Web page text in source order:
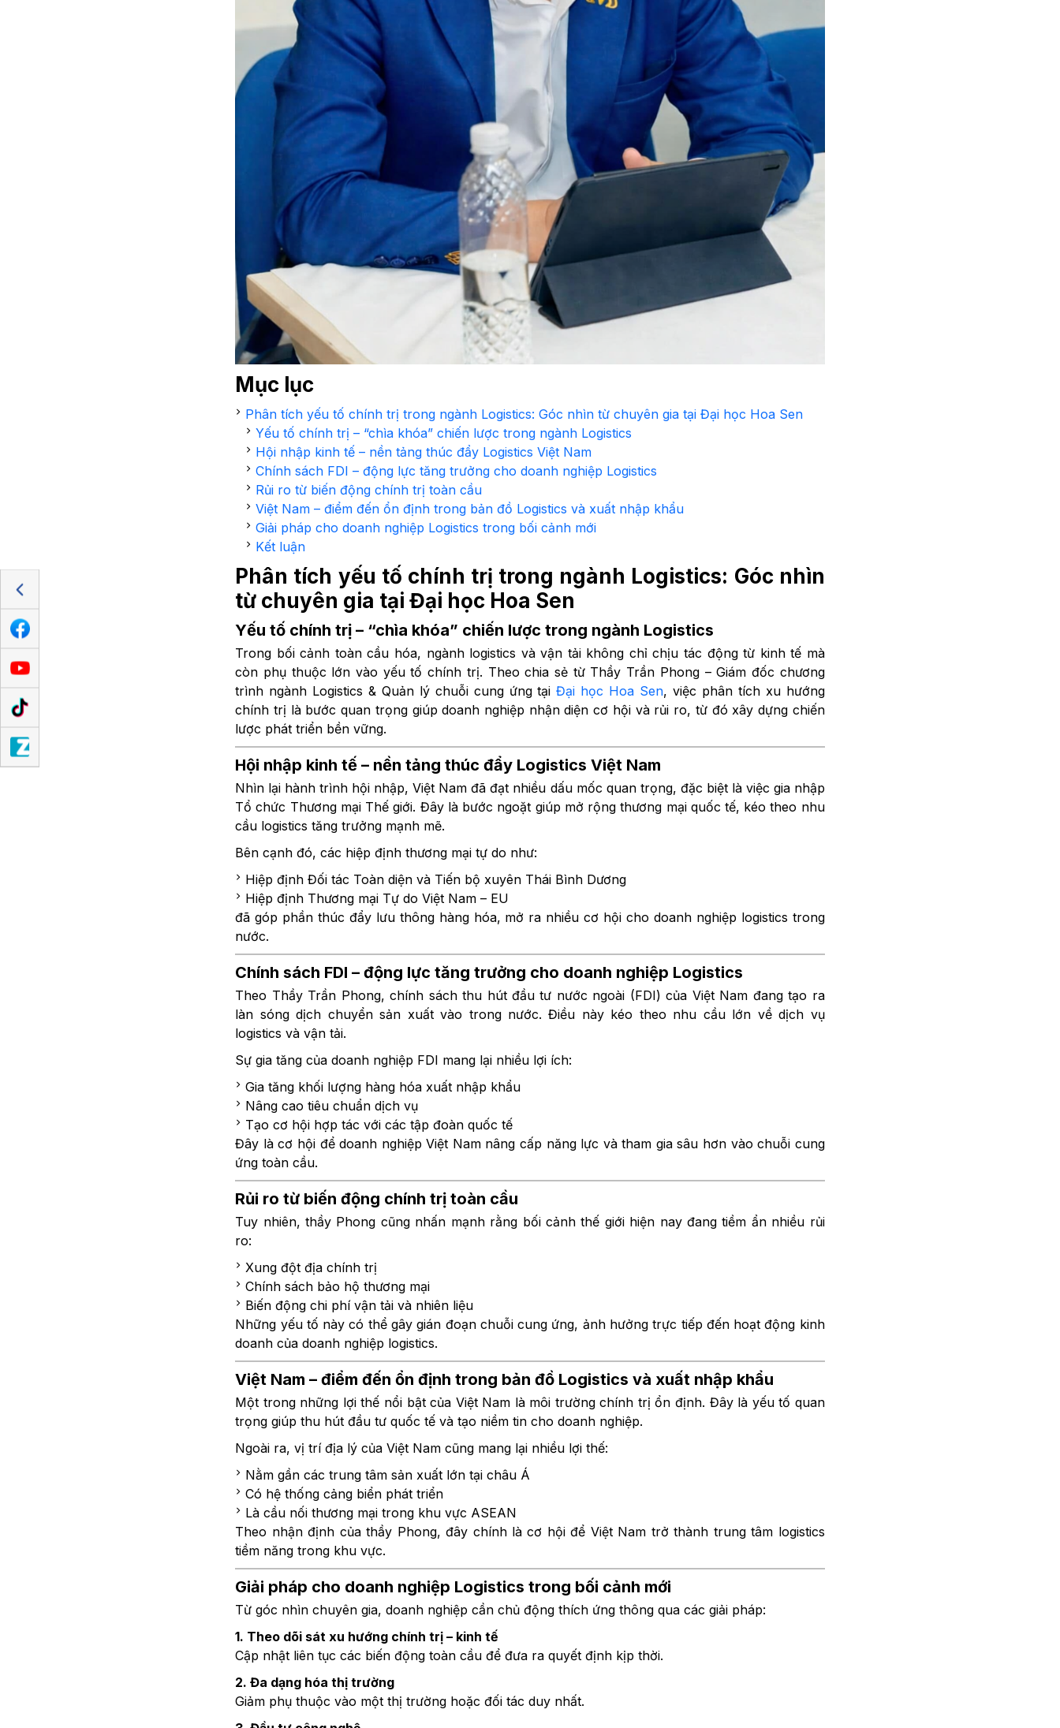
Mục lục
Phân tích yếu tố chính trị trong ngành Logistics: Góc nhìn từ chuyên gia tại Đại học Hoa Sen
Yếu tố chính trị – “chìa khóa” chiến lược trong ngành Logistics
Hội nhập kinh tế – nền tảng thúc đẩy Logistics Việt Nam
Chính sách FDI – động lực tăng trưởng cho doanh nghiệp Logistics
Rủi ro từ biến động chính trị toàn cầu
Việt Nam – điểm đến ổn định trong bản đồ Logistics và xuất nhập khẩu
Giải pháp cho doanh nghiệp Logistics trong bối cảnh mới
Kết luận
Phân tích yếu tố chính trị trong ngành Logistics: Góc nhìn
từ chuyên gia tại Đại học Hoa Sen
Yếu tố chính trị – “chìa khóa” chiến lược trong ngành Logistics
Trong bối cảnh toàn cầu hóa, ngành logistics và vận tải không chỉ chịu tác động từ kinh tế mà
còn phụ thuộc lớn vào yếu tố chính trị. Theo chia sẻ từ Thầy Trần Phong – Giám đốc chương
trình ngành Logistics & Quản lý chuỗi cung ứng tạiĐại học Hoa Sen, việc phân tích xu hướng
chính trị là bước quan trọng giúp doanh nghiệp nhận diện cơ hội và rủi ro, từ đó xây dựng chiến
lược phát triển bền vững.
Hội nhập kinh tế – nền tảng thúc đẩy Logistics Việt Nam
Nhìn lại hành trình hội nhập, Việt Nam đã đạt nhiều dấu mốc quan trọng, đặc biệt là việc gia nhập
Tổ chức Thương mại Thế giới. Đây là bước ngoặt giúp mở rộng thương mại quốc tế, kéo theo nhu
cầu logistics tăng trưởng mạnh mẽ.
Bên cạnh đó, các hiệp định thương mại tự do như:
Hiệp định Đối tác Toàn diện và Tiến bộ xuyên Thái Bình Dương
Hiệp định Thương mại Tự do Việt Nam – EU
đã góp phần thúc đẩy lưu thông hàng hóa, mở ra nhiều cơ hội cho doanh nghiệp logistics trong
nước.
Chính sách FDI – động lực tăng trưởng cho doanh nghiệp Logistics
Theo Thầy Trần Phong, chính sách thu hút đầu tư nước ngoài (FDI) của Việt Nam đang tạo ra
làn sóng dịch chuyển sản xuất vào trong nước. Điều này kéo theo nhu cầu lớn về dịch vụ
logistics và vận tải.
Sự gia tăng của doanh nghiệp FDI mang lại nhiều lợi ích:
Gia tăng khối lượng hàng hóa xuất nhập khẩu
Nâng cao tiêu chuẩn dịch vụ
Tạo cơ hội hợp tác với các tập đoàn quốc tế
Đây là cơ hội để doanh nghiệp Việt Nam nâng cấp năng lực và tham gia sâu hơn vào chuỗi cung
ứng toàn cầu.
Rủi ro từ biến động chính trị toàn cầu
Tuy nhiên, thầy Phong cũng nhấn mạnh rằng bối cảnh thế giới hiện nay đang tiềm ẩn nhiều rủi
ro:
Xung đột địa chính trị
Chính sách bảo hộ thương mại
Biến động chi phí vận tải và nhiên liệu
Những yếu tố này có thể gây gián đoạn chuỗi cung ứng, ảnh hưởng trực tiếp đến hoạt động kinh
doanh của doanh nghiệp logistics.
Việt Nam – điểm đến ổn định trong bản đồ Logistics và xuất nhập khẩu
Một trong những lợi thế nổi bật của Việt Nam là môi trường chính trị ổn định. Đây là yếu tố quan
trọng giúp thu hút đầu tư quốc tế và tạo niềm tin cho doanh nghiệp.
Ngoài ra, vị trí địa lý của Việt Nam cũng mang lại nhiều lợi thế:
Nằm gần các trung tâm sản xuất lớn tại châu Á
Có hệ thống cảng biển phát triển
Là cầu nối thương mại trong khu vực ASEAN
Theo nhận định của thầy Phong, đây chính là cơ hội để Việt Nam trở thành trung tâm logistics
tiềm năng trong khu vực.
Giải pháp cho doanh nghiệp Logistics trong bối cảnh mới
Từ góc nhìn chuyên gia, doanh nghiệp cần chủ động thích ứng thông qua các giải pháp:
1. Theo dõi sát xu hướng chính trị – kinh tế
Cập nhật liên tục các biến động toàn cầu để đưa ra quyết định kịp thời.
2. Đa dạng hóa thị trường
Giảm phụ thuộc vào một thị trường hoặc đối tác duy nhất.